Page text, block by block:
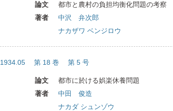
論文
都市と農村の負担均衡化問題の考察
著者
中沢 弁次郎
ナカザワ ベンジロウ
1934.05 第 18 巻 第 5 号
論文
都市に於ける娯楽休養問題
著者
中田 俊造
ナカダ シュンゾウ